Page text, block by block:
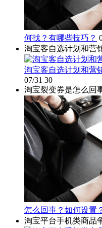
何找？有哪些技巧？
淘宝客自选计划和营
淘宝客自选计划和营
07/31 30
淘宝裂变券是怎么回
怎么回事？如何设置
淘宝平台手机类商品